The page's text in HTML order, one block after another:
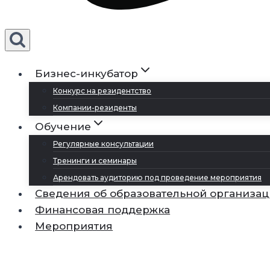
Бизнес-инкубатор
Конкурс на резидентство
Компании-резиденты
Обучение
Регулярные консультации
Тренинги и семинары
Арендовать аудиторию под проведение мероприятия
Сведения об образовательной
Финансовая поддержка
Мероприятия